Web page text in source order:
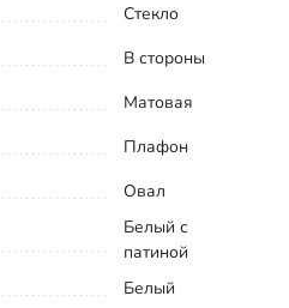
Стекло
В стороны
Матовая
Плафон
Овал
Белый с
патиной
Белый